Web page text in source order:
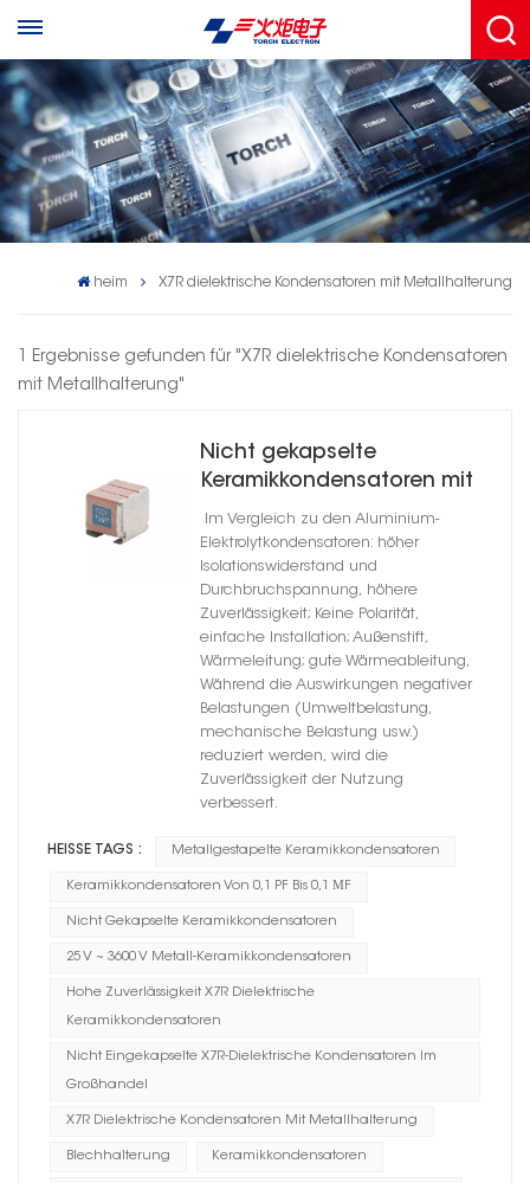
heim X7R dielektrische Kondensatoren mit Metallhalterung
1 Ergebnisse gefunden für "X7R dielektrische Kondensatoren
mit Metallhalterung"
Nicht gekapselte
Keramikkondensatoren mit
Metallhalterung und
hochzuverlässigem X7R-
Dielektrikum
Im Vergleich zu den Aluminium-
Elektrolytkondensatoren: höher
Isolationswiderstand und
Durchbruchspannung, höhere
Zuverlässigkeit; Keine Polarität,
einfache Installation; Außenstift,
Wärmeleitung; gute Wärmeableitung,
Während die Auswirkungen negativer
Belastungen (Umweltbelastung,
mechanische Belastung usw.)
reduziert werden, wird die
Zuverlässigkeit der Nutzung
verbessert.
HEISSE TAGS : Metallgestapelte Keramikkondensatoren
Keramikkondensatoren Von 0,1 PF Bis 0,1 ΜF
Nicht Gekapselte Keramikkondensatoren
25 V ~ 3600 V Metall-Keramikkondensatoren
Hohe Zuverlässigkeit X7R Dielektrische
Keramikkondensatoren
Nicht Eingekapselte X7R-Dielektrische Kondensatoren Im
Großhandel
X7R Dielektrische Kondensatoren Mit Metallhalterung
Blechhalterung Keramikkondensatoren